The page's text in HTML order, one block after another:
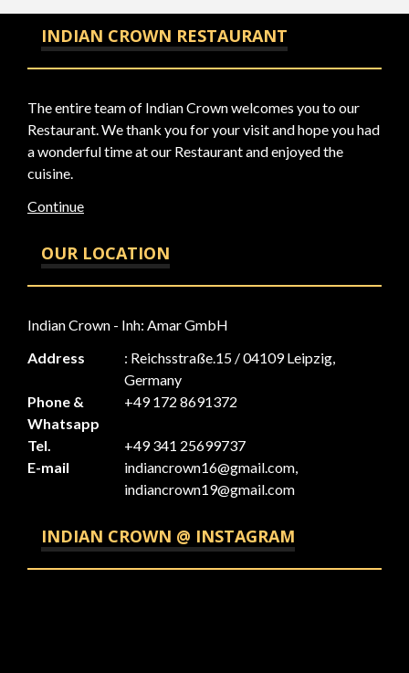
INDIAN CROWN RESTAURANT
The entire team of Indian Crown welcomes you to our
Restaurant. We thank you for your visit and hope you had
a wonderful time at our Restaurant and enjoyed the
cuisine.
Continue
OUR LOCATION
Indian Crown - Inh: Amar GmbH
Address
: Reichsstraße.15 / 04109 Leipzig,
Germany
Phone &
Whatsapp
+49 172 8691372
Tel.
+49 341 25699737
E-mail
indiancrown16@gmail.com,
indiancrown19@gmail.com
INDIAN CROWN @ INSTAGRAM